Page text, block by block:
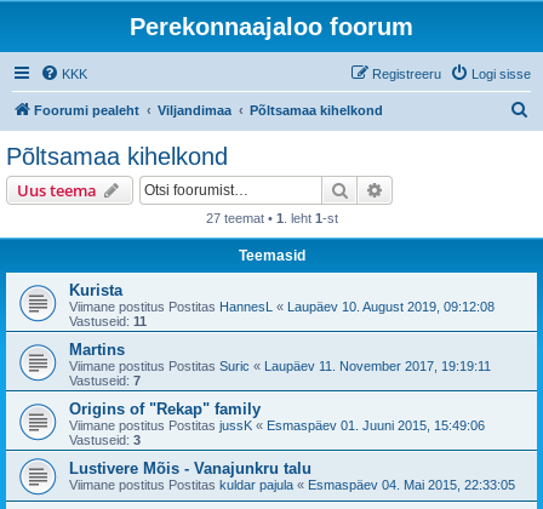
Perekonnaajaloo foorum
KKK Logi sisse
Registreeru
Foorumi pealeht Viljandimaa Põltsamaa kihelkond
Põltsamaa kihelkond
Uus teema Otsi
27 teemat • 1 . leht 1-st
Teemasid
Kurista
Viimane postitus Postitas HannesL « Laupäev 10. August 2019, 09:12:08
Vastuseid: 11
Martins
Viimane postitus Postitas Suric « Laupäev 11. November 2017, 19:19:11
Vastuseid: 7
Origins of "Rekap" family
Viimane postitus Postitas jussK « Esmaspäev 01. Juuni 2015, 15:49:06
Vastuseid: 3
Lustivere Mõis - Vanajunkru talu
Viimane postitus Postitas kuldar pajula « Esmaspäev 04. Mai 2015, 22:33:05